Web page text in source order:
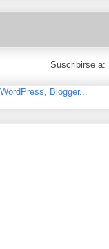
Suscribirse a: